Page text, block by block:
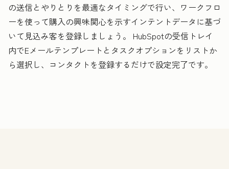
の送信とやりとりを最適なタイミングで行い、ワークフロ
ーを使って購入の興味関心を示すインテントデータに基づ
いて見込み客を登録しましょう。 HubSpotの受信トレイ
内でEメールテンプレートとタスクオプションをリストか
ら選択し、コンタクトを登録するだけで設定完了です。